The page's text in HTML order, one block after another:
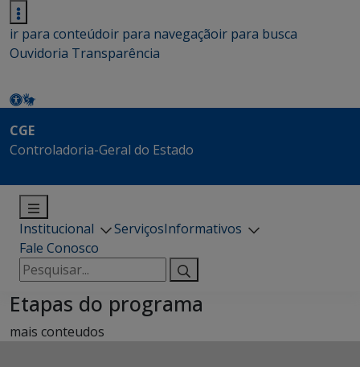
ir para conteúdoir para navegaçãoir para busca
Ouvidoria Transparência
CGE
Controladoria-Geral do Estado
Institucional ServiçosInformativos
Fale Conosco
Pesquisar
por:
Etapas do programa
mais conteudos